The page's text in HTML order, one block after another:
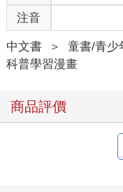
注音
中文書 ＞ 童書/青少
科普學習漫畫
商品評價